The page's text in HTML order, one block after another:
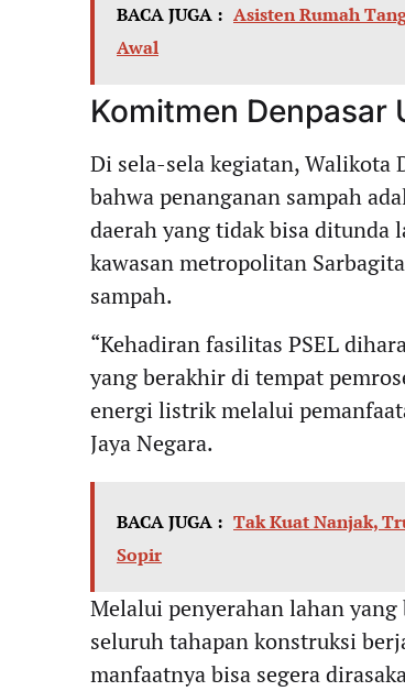
BACA JUGA : Asisten Rumah
Awal
Komitmen Denpasar
Di sela-sela kegiatan, Walikota
bahwa penanganan sampah
daerah yang tidak bisa ditunda
kawasan metropolitan
sampah.
“Kehadiran fasilitas PSEL
yang berakhir di tempat
energi listrik melalui
Jaya Negara.
BACA JUGA : Tak Kuat Nanjak,
Sopir
Melalui penyerahan lahan
seluruh tahapan konstruksi
manfaatnya bisa segera